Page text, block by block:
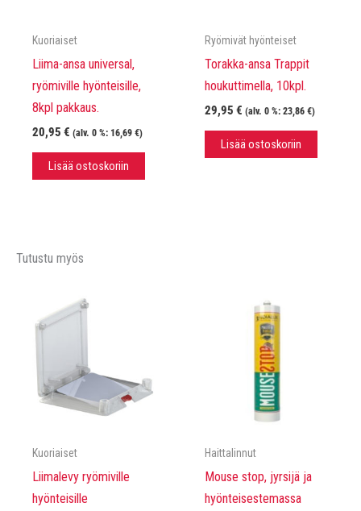
Kuoriaiset
Liima-ansa universal,
ryömiville hyönteisille,
8kpl pakkaus.
20,95 € (alv. 0 %: 16,69 €)
Lisää ostoskoriin
Ryömivät hyönteiset
Torakka-ansa Trappit
houkuttimella, 10kpl.
29,95 € (alv. 0 %: 23,86 €)
Lisää ostoskoriin
Tutustu myös
Kuoriaiset
Liimalevy ryömiville
hyönteisille
Haittalinnut
Mouse stop, jyrsijä ja
hyönteisestemassa